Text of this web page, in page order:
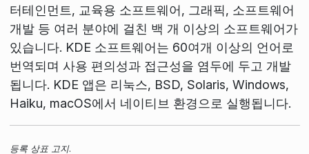
터테인먼트, 교육용 소프트웨어, 그래픽, 소프트웨어
개발 등 여러 분야에 걸친 백 개 이상의 소프트웨어가
있습니다. KDE 소프트웨어는 60여개 이상의 언어로
번역되며 사용 편의성과 접근성을 염두에 두고 개발
됩니다. KDE 앱은 리눅스, BSD, Solaris, Windows,
Haiku, macOS에서 네이티브 환경으로 실행됩니다.
등록 상표 고지.